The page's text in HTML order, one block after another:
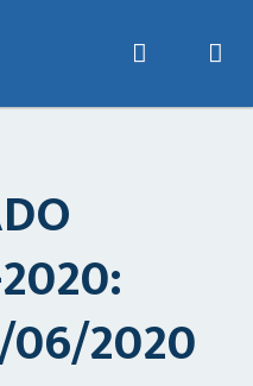
06/2020